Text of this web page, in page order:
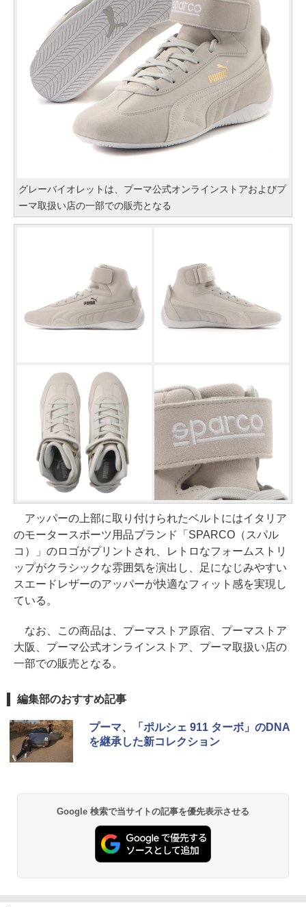
グレーバイオレットは、プーマ公式オンラインストアおよびプ
ーマ取扱い店の一部での販売となる
アッパーの上部に取り付けられたベルトにはイタリア
のモータースポーツ用品ブランド「SPARCO（スパル
コ）」のロゴがプリントされ、レトロなフォームストリ
ップがクラシックな雰囲気を演出し、足になじみやすい
スエードレザーのアッパーが快適なフィット感を実現し
ている。
なお、この商品は、プーマストア原宿、プーマストア
大阪、プーマ公式オンラインストア、プーマ取扱い店の
一部での販売となる。
編集部のおすすめ記事
プーマ、「ポルシェ 911 ターボ」のDNA
を継承した新コレクション
Google 検索で当サイトの記事を優先表示させる